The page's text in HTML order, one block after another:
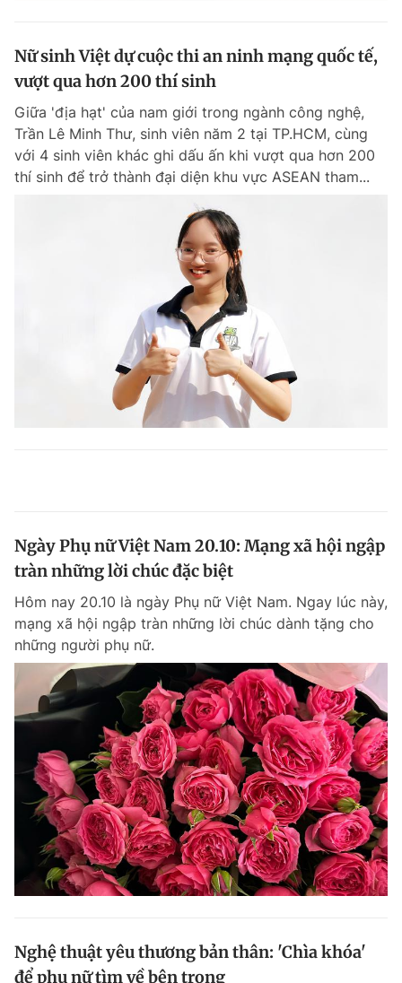
Nữ sinh Việt dự cuộc thi an ninh mạng quốc tế,
vượt qua hơn 200 thí sinh
Giữa 'địa hạt' của nam giới trong ngành công nghệ,
Trần Lê Minh Thư, sinh viên năm 2 tại TP.HCM, cùng
với 4 sinh viên khác ghi dấu ấn khi vượt qua hơn 200
thí sinh để trở thành đại diện khu vực ASEAN tham...
Ngày Phụ nữ Việt Nam 20.10: Mạng xã hội ngập
tràn những lời chúc đặc biệt
Hôm nay 20.10 là ngày Phụ nữ Việt Nam. Ngay lúc này,
mạng xã hội ngập tràn những lời chúc dành tặng cho
những người phụ nữ.
Nghệ thuật yêu thương bản thân: 'Chìa khóa'
để phụ nữ tìm về bên trong